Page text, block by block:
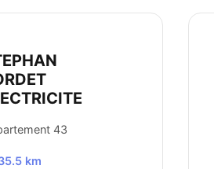
43
km